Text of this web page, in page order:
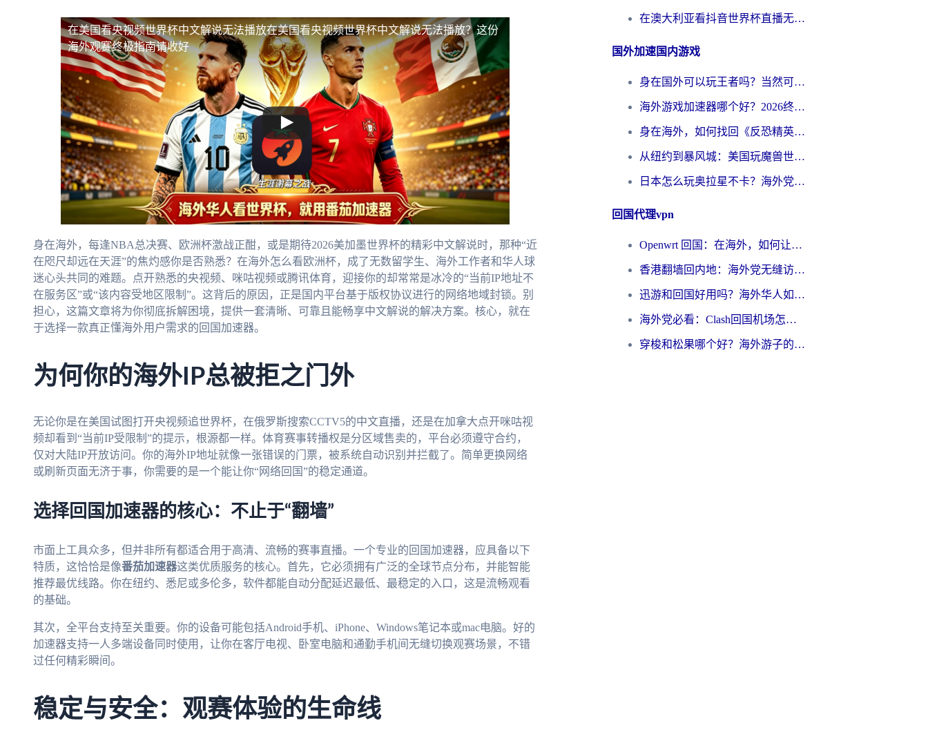
在美国看央视频世界杯中文解说无法播放在美国看央视频世界杯中文解说无法播放？这份
海外观赛终极指南请收好
身在海外，每逢NBA总决赛、欧洲杯激战正酣，或是期待2026美加墨世界杯的精彩中文解说时，那种“近
在咫尺却远在天涯”的焦灼感你是否熟悉？在海外怎么看欧洲杯，成了无数留学生、海外工作者和华人球
迷心头共同的难题。点开熟悉的央视频、咪咕视频或腾讯体育，迎接你的却常常是冰冷的“当前IP地址不
在服务区”或“该内容受地区限制”。这背后的原因，正是国内平台基于版权协议进行的网络地域封锁。别
担心，这篇文章将为你彻底拆解困境，提供一套清晰、可靠且能畅享中文解说的解决方案。核心，就在
于选择一款真正懂海外用户需求的回国加速器。
为何你的海外IP总被拒之门外
无论你是在美国试图打开央视频追世界杯，在俄罗斯搜索CCTV5的中文直播，还是在加拿大点开咪咕视
频却看到“当前IP受限制”的提示，根源都一样。体育赛事转播权是分区域售卖的，平台必须遵守合约，
仅对大陆IP开放访问。你的海外IP地址就像一张错误的门票，被系统自动识别并拦截了。简单更换网络
或刷新页面无济于事，你需要的是一个能让你“网络回国”的稳定通道。
选择回国加速器的核心：不止于“翻墙”
市面上工具众多，但并非所有都适合用于高清、流畅的赛事直播。一个专业的回国加速器，应具备以下
特质，这恰恰是像番茄加速器这类优质服务的核心。首先，它必须拥有广泛的全球节点分布，并能智能
推荐最优线路。你在纽约、悉尼或多伦多，软件都能自动分配延迟最低、最稳定的入口，这是流畅观看
的基础。
其次，全平台支持至关重要。你的设备可能包括Android手机、iPhone、Windows笔记本或mac电脑。好的
加速器支持一人多端设备同时使用，让你在客厅电视、卧室电脑和通勤手机间无缝切换观赛场景，不错
过任何精彩瞬间。
稳定与安全：观赛体验的生命线
在澳大利亚看抖音世界杯直播无法播放？海外党体育观赛终极指南来了！
国外加速国内游戏
身在国外可以玩王者吗？当然可以，但你需要这份“加速”指南
海外游戏加速器哪个好？2026终极指南帮你畅玩国服+解决卡顿难题
身在海外，如何找回《反恐精英：全球攻势》国服的丝滑手感？一份给你的终极指南
从纽约到暴风城：美国玩魔兽世界，如何找到你的最佳网络航线
日本怎么玩奥拉星不卡？海外党国服游戏加速器选择全攻略
回国代理vpn
Openwrt 回国：在海外，如何让家的网络触手可及
香港翻墙回内地：海外党无缝访问国内资源的加速器选择全攻略
迅游和回国好用吗？海外华人如何选择靠谱的回国加速器
海外党必看：Clash回国机场怎么选？一篇搞定无缝访问国内资源的全攻略
穿梭和松果哪个好？海外游子的数字归乡路，到底该怎么选